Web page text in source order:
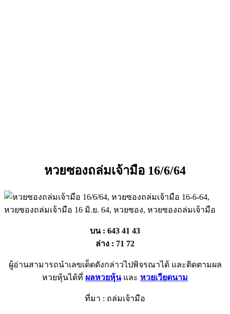
หวยซองถล่มเจ้ามือ 16/6/64
บน : 643 41 43
ล่าง : 71 72
ผู้อ่านสามารถนำเลขเด็ดดังกล่าวไปพิจรณาได้ และติดตามผล
หวยหุ้นได้ที่ ผลหวยหุ้นและ หวยเวียดนาม
ที่มา : ถล่มเจ้ามือ